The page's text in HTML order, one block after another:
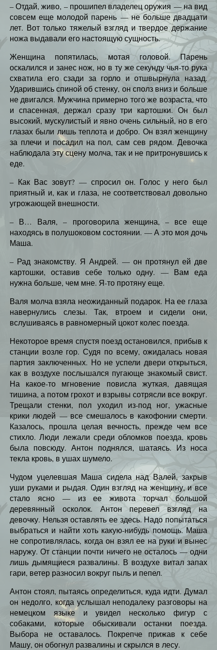
– Отдай, живо, – прошипел владелец оружия — на вид
совсем еще молодой парень — не больше двадцати
лет. Вот только тяжелый взгляд и твердое держание
ножа выдавали его настоящую сущность.
Женщина попятилась, мотая головой. Парень
оскалился и занес нож, но в ту же секунду чья-то рука
схватила его сзади за горло и отшвырнула назад.
Ударившись спиной об стенку, он сполз вниз и больше
не двигался. Мужчина примерно того же возраста, что
и спасенная, держал сразу три картошки. Он был
высокий, мускулистый и явно очень сильный, но в его
глазах были лишь теплота и добро. Он взял женщину
за плечи и посадил на пол, сам сев рядом. Девочка
наблюдала эту сцену молча, так и не притронувшись к
еде.
– Как Вас зовут? — спросил он. Голос у него был
приятный и, как и глаза, не соответствовал довольно
угрожающей внешности.
– В… Валя, – проговорила женщина, – все еще
находясь в полушоковом состоянии. — А это моя дочь
Маша.
– Рад знакомству. Я Андрей. — он протянул ей две
картошки, оставив себе только одну. — Вам еда
нужна больше, чем мне. Я-то протяну еще.
Валя молча взяла неожиданный подарок. На ее глаза
навернулись слезы. Так, втроем и сидели они,
вслушиваясь в равномерный цокот колес поезда.
Некоторое время спустя поезд остановился, прибыв к
станции возле гор. Судя по всему, ожидалась новая
партия заключенных. Но не успели двери открыться,
как в воздухе послышался пугающе знакомый свист.
На какое-то мгновение повисла жуткая, давящая
тишина, а потом грохот и взрывы сотрясли все вокруг.
Трещали стенки, пол уходил из-под ног, ужасные
крики людей — все смешалось в какофонии смерти.
Казалось, прошла целая вечность, прежде чем все
стихло. Люди лежали среди обломков поезда, кровь
была повсюду. Антон поднялся, шатаясь. Из носа
текла кровь, в ушах шумело.
Чудом уцелевшая Маша сидела над Валей, закрыв
уши руками и рыдая. Один взгляд на женщину, и все
стало ясно — из ее живота торчал большой
деревянный осколок. Антон перевел взгляд на
девочку. Нельзя оставлять ее здесь. Надо попытаться
выбраться и найти хоть какую-нибудь помощь. Маша
не сопротивлялась, когда он взял ее на руки и вынес
наружу. От станции почти ничего не осталось — одни
лишь дымящиеся развалины. В воздухе витал запах
гари, ветер разносил вокруг пыль и пепел.
Антон стоял, пытаясь определиться, куда идти. Думал
он недолго, когда услышал неподалеку разговоры на
немецком языке и увидел несколько фигур с
собаками, которые обыскивали останки поезда.
Выбора не оставалось. Покрепче прижав к себе
Машу, он обогнул развалины и скрылся в лесу.